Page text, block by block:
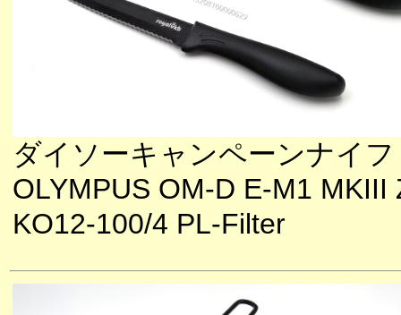
ダイソーキャンペーンナイフ
OLYMPUS OM-D E-M1 MKIII
KO12-100/4 PL-Filter